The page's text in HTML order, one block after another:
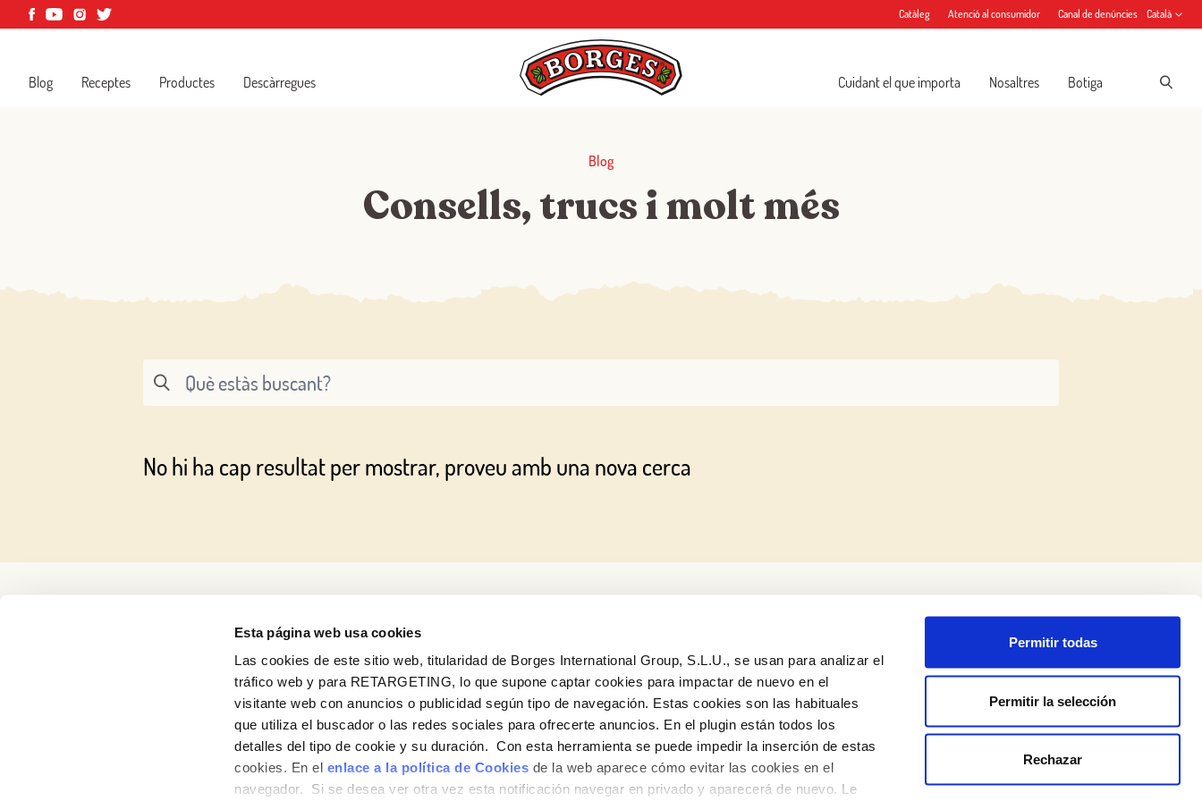
Esta página web usa cookies
Las cookies de este sitio web, titularidad de Borges International Group, S.L.U., se usan para analizar el
tráfico web y para RETARGETING, lo que supone captar cookies para impactar de nuevo en el
visitante web con anuncios o publicidad según tipo de navegación. Estas cookies son las habituales
que utiliza el buscador o las redes sociales para ofrecerte anuncios. En el plugin están todos los
detalles del tipo de cookie y su duración. Con esta herramienta se puede impedir la inserción de estas
cookies. En el enlace a la política de Cookies de la web aparece cómo evitar las cookies en el
navegador. Si se desea ver otra vez esta notificación navegar en privado y aparecerá de nuevo. Le
Permitir todas
Permitir la selección
Rechazar
Catàleg Atenció al consumidor Canal de denúncies Català
Blog Receptes Productes Descàrregues Cuidant el que importa Nosaltres Botiga
Blog
Consells, trucs i molt més
No hi ha cap resultat per mostrar, proveu amb una nova cerca
Vols conèixer totes les nostres novetats?
Subscriu-te a la newsletter de Borges
Newsletter
Política de privadesa
Avís legal
Iniciar sessió amb Google